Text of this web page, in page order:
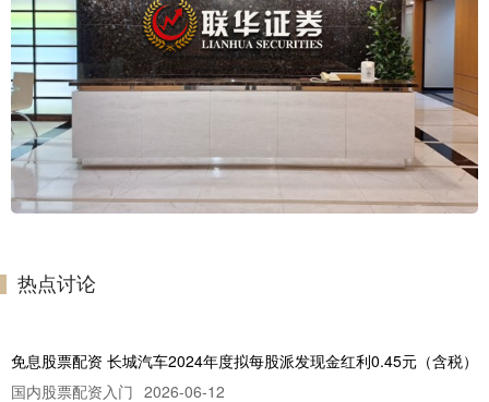
热点讨论
免息股票配资 长城汽车2024年度拟每股派发现金红利0.45元（含税）
国内股票配资入门 2026-06-12